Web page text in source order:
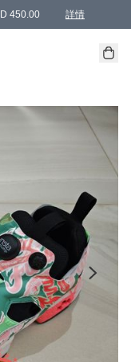
450.00 詳情
products, members can
送貨方式 )